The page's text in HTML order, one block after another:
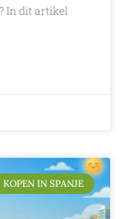
In dit artikel
KOPEN IN SPANJE